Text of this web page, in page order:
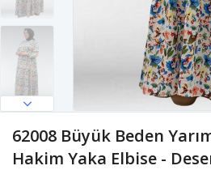
62008 Büyük Beden
Hakim Yaka Elbise -